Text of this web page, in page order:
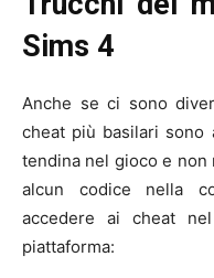
Sims 4
Anche se ci sono
cheat più basilari sono
tendina nel gioco e
alcun codice nella
accedere ai cheat
piattaforma: